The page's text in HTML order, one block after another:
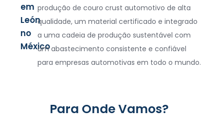
em
León
no
México
produção de couro crust automotivo de alta
qualidade, um material certificado e integrado
a uma cadeia de produção sustentável com
um abastecimento consistente e confiável
para empresas automotivas em todo o mundo.
Para Onde Vamos?